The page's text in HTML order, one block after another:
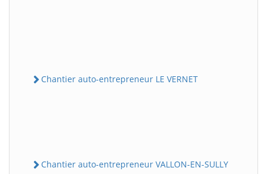
Chantier auto-entrepreneur LE VERNET
Chantier auto-entrepreneur VALLON-EN-SULLY